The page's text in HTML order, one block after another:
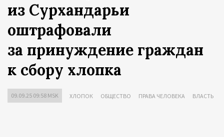
из Сурхандарьи
оштрафовали
за принуждение граждан
к сбору хлопка
09.09.25 09:58 MSK ХЛОПОК ОБЩЕСТВО ПРАВА ЧЕЛОВЕКА ВЛАСТЬ